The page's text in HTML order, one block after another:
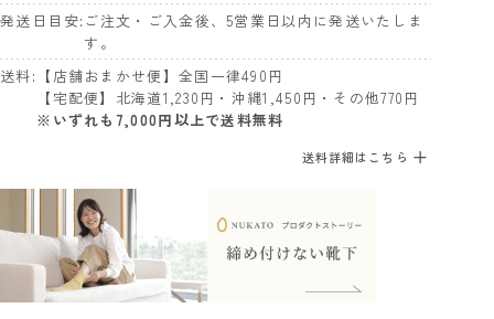
発送日目安 ご注文・ご入金後、5営業日以内に発送いたしま
す。
送料
【店舗おまかせ便】全国一律490円
【宅配便】北海道1,230円・沖縄1,450円・その他770円
※いずれも7,000円以上で送料無料
送料詳細はこちら